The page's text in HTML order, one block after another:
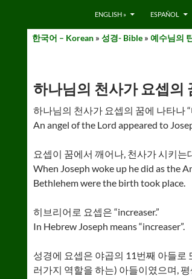
ENGLISH » ESPAÑOL
한국어 – Korean » 성경- Bible » 예수님의
하나님의 천사가 요셉의
하나님의 천사가 요셉의 꿈에 나타나
An angel of the Lord appeared to
요셉이 꿈에서 깨어나, 천사가 시키
When Joseph woke up he did as the
Bethlehem were the birth took place.
히브리어로 요셉은 “increaser.”
In Hebrew Joseph means “increaser”.
성경에 요셉은 야곱의 11번째 아들로
러가지 역할을 하는) 아들이였으며,